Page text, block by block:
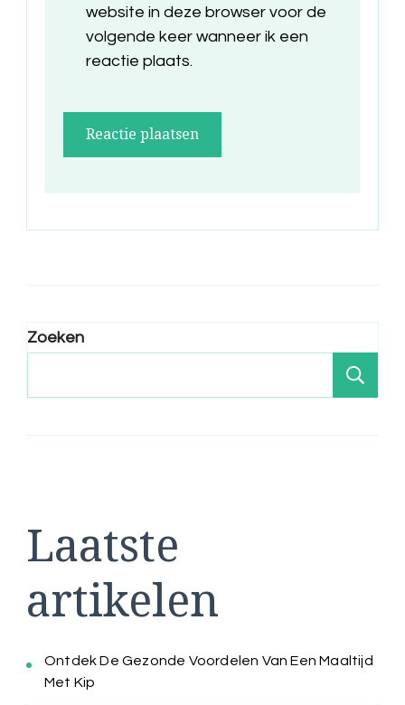
website in deze browser voor de
volgende keer wanneer ik een
reactie plaats.
Zoeken
Laatste
artikelen
Ontdek De Gezonde Voordelen Van Een Maaltijd
Met Kip